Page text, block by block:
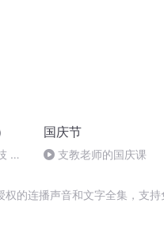
二
国庆节
支教老师的国庆课
的连播声音和文字全集，支